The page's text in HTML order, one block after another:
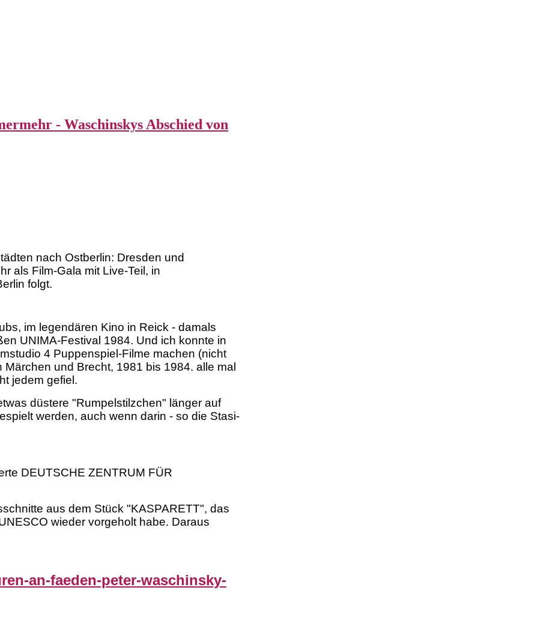
- Waschinskys Abschied von
nach Ostberlin: Dresden und
als Film-Gala mit Live-Teil, in
folgt.
im legendären Kino in Reick - damals
UNIMA-Festival 1984. Und ich konnte in
4 Puppenspiel-Filme machen (nicht
und Brecht, 1981 bis 1984. alle mal
jedem gefiel.
düstere "Rumpelstilzchen" länger auf
werden, auch wenn darin - so die Stasi-
DEUTSCHE ZENTRUM FÜR
aus dem Stück "KASPARETT", das
wieder vorgeholt habe. Daraus
an-faeden-peter-waschinsky-